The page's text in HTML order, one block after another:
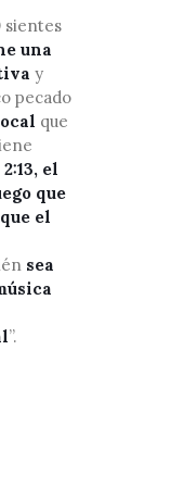
o
disminuir
volumen.
sientes
una
y
pecado
que
el
que
el
sea
”.